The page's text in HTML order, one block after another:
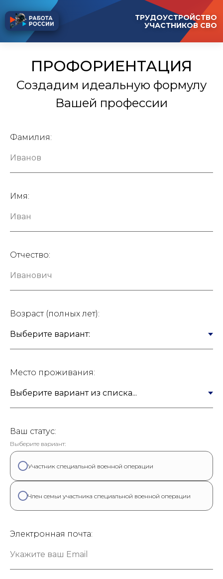
ТРУДОУСТРОЙСТВО
УЧАСТНИКОВ СВО
ПРОФОРИЕНТАЦИЯ
Создадим идеальную формулу
Вашей профессии
Фамилия:
Имя:
Отчество:
Возраст (полных лет):
Место проживания:
Ваш статус:
Выберите вариант:
Участник специальной военной операции
Член семьи участника специальной военной операции
Электронная почта: